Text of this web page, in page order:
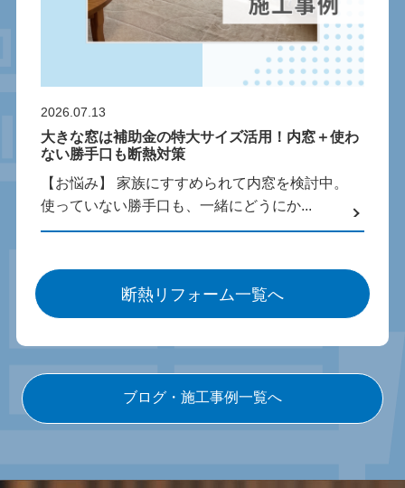
2026.07.13
大きな窓は補助金の特大サイズ活用！内窓＋使わ
ない勝手口も断熱対策
【お悩み】 家族にすすめられて内窓を検討中。
使っていない勝手口も、一緒にどうにか...
断熱リフォーム一覧へ
ブログ・施工事例一覧へ